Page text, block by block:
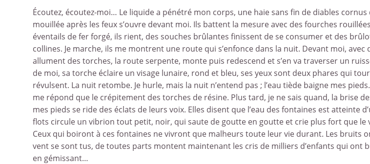
Écoutez, écoutez-moi… Le liquide a pénétré mon corps, une haie sans fin de diables
mouillée après les feux s’ouvre devant moi. Ils battent la mesure avec des fourches
éventails de fer forgé, ils rient, des souches brûlantes finissent de se consumer et des
collines. Je marche, ils me montrent une route qui s’enfonce dans la nuit. Devant moi, avec
allument des torches, la route serpente, monte puis redescend et s’en va traverser un
de moi, sa torche éclaire un visage lunaire, rond et bleu, ses yeux sont deux phares qui
révulsent. La nuit retombe. Je hurle, mais la nuit n’entend pas ; l’eau tiède baigne mes
me répond que le crépitement des torches de résine. Plus tard, je ne sais quand, la brise
mes pieds se ride des éclats de leurs voix. Elles disent que l’eau des fontaines est atteinte
flots circule un vibrion tout petit, noir, qui saute de goutte en goutte et crie plus fort que le
Ceux qui boiront à ces fontaines ne vivront que malheurs toute leur vie durant. Les bruits
vent se sont tus, de toutes parts montent maintenant les cris de milliers d’enfants qui ont
en gémissant…